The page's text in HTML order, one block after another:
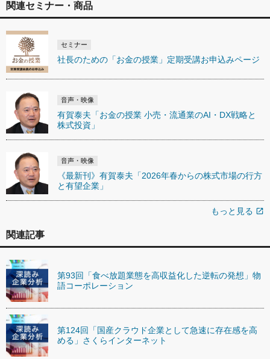
関連セミナー・商品
セミナー
社長のための「お金の授業」定期受講お申込みページ
音声・映像
有賀泰夫「お金の授業 小売・流通業のAI・DX戦略と
株式投資」
音声・映像
《最新刊》有賀泰夫「2026年春からの株式市場の行方
と有望企業」
もっと見る open_in_new
関連記事
第93回「食べ放題業態を高収益化した逆転の発想」物
語コーポレーション
第124回「国産クラウド企業として急速に存在感を高
める」さくらインターネット